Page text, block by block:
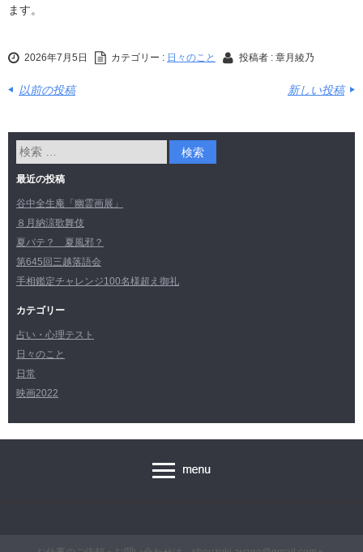
ます。
2026年7月5日 カテゴリー : 日々のこと 投稿者 : 章月綾乃
以前の投稿 新しい投稿
最近の投稿
谷中全生庵「幽霊画展」
８月納涼歌舞伎
夏バテ？ 夏風邪？
第645回三越落語会
手相鑑定チャレンジ100名様超え御礼
カテゴリー
占い・心理テスト
日々のこと
日常
映画2022